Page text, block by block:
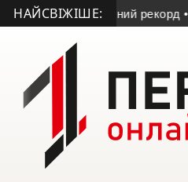
НАЙСВІЖІШЕ:
температурний рекорд • Помер